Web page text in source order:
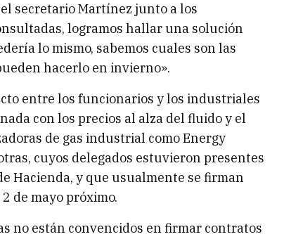
secretario Martínez junto a los
logramos hallar una solución
lo mismo, sabemos cuales son las
hacerlo en invierno».
entre los funcionarios y los industriales
con los precios al alza del fluido y el
de gas industrial como Energy
cuyos delegados estuvieron presentes
Hacienda, y que usualmente se firman
de mayo próximo.
no están convencidos en firmar contratos